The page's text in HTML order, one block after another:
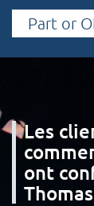
Les
ont